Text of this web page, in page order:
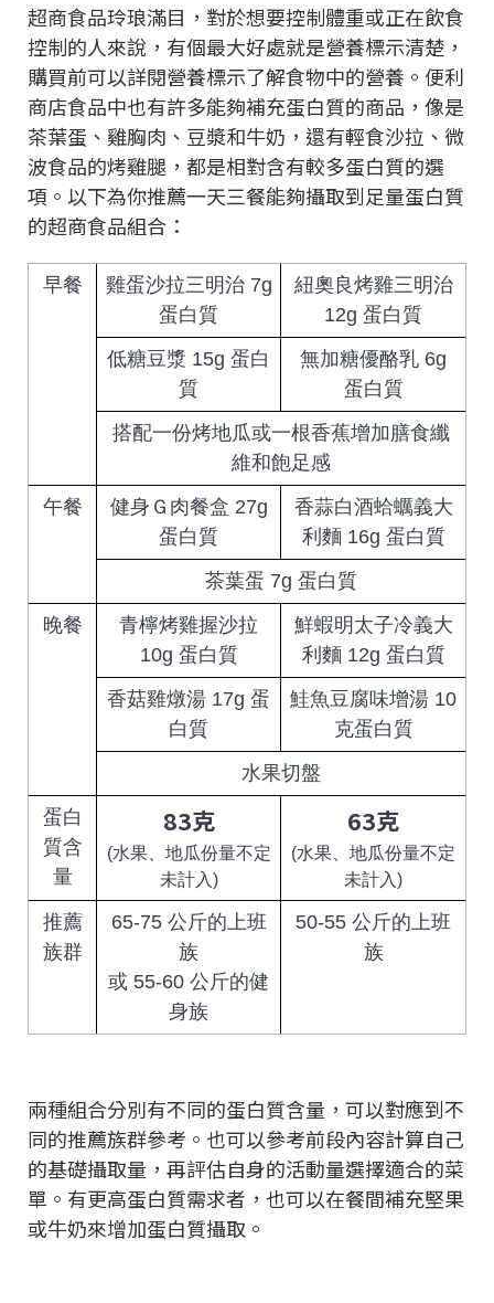
超商食品玲琅滿目，對於想要控制體重或正在飲食
控制的人來說，有個最大好處就是營養標示清楚，
購買前可以詳閱營養標示了解食物中的營養。便利
商店食品中也有許多能夠補充蛋白質的商品，像是
茶葉蛋、雞胸肉、豆漿和牛奶，還有輕食沙拉、微
波食品的烤雞腿，都是相對含有較多蛋白質的選
項。以下為你推薦一天三餐能夠攝取到足量蛋白質
的超商食品組合：
早餐
雞蛋沙拉三明治 7g
蛋白質
紐奧良烤雞三明治
12g 蛋白質
低糖豆漿 15g 蛋白
質
無加糖優酪乳 6g
蛋白質
搭配一份烤地瓜或一根香蕉增加膳食纖
維和飽足感
午餐
健身Ｇ肉餐盒 27g
蛋白質
香蒜白酒蛤蠣義大
利麵 16g 蛋白質
茶葉蛋 7g 蛋白質
晚餐
青檸烤雞握沙拉
10g 蛋白質
鮮蝦明太子冷義大
利麵 12g 蛋白質
香菇雞燉湯 17g 蛋
白質
鮭魚豆腐味增湯 10
克蛋白質
水果切盤
蛋白
質含
量
83克
(水果、地瓜份量不定
未計入)
63克
(水果、地瓜份量不定
未計入)
推薦
族群
65-75 公斤的上班
族
或 55-60 公斤的健
身族
50-55 公斤的上班
族
兩種組合分別有不同的蛋白質含量，可以對應到不
同的推薦族群參考。也可以參考前段內容計算自己
的基礎攝取量，再評估自身的活動量選擇適合的菜
單。有更高蛋白質需求者，也可以在餐間補充堅果
或牛奶來增加蛋白質攝取。